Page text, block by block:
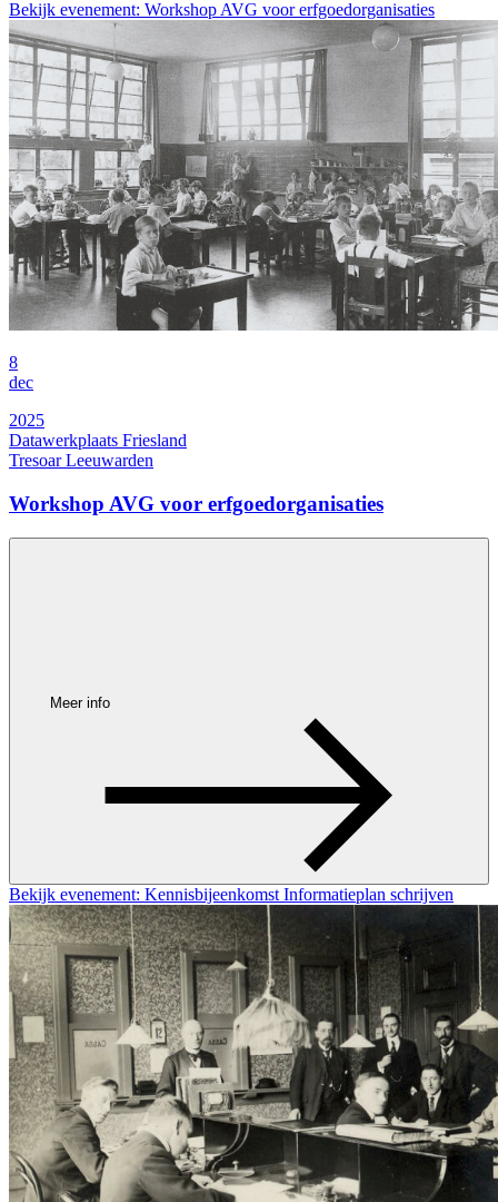
Bekijk evenement: Workshop AVG voor erfgoedorganisaties
8
dec
2025
Datawerkplaats Friesland
Tresoar Leeuwarden
Workshop AVG voor erfgoedorganisaties
Meer info
Bekijk evenement: Kennisbijeenkomst Informatieplan schrijven